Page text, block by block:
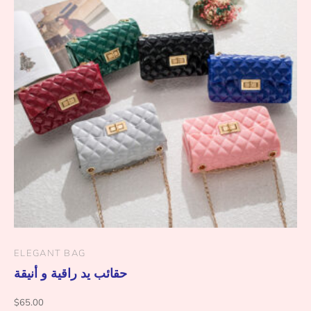
ELEGANT BAG
حقائب يد راقية و أنيقة
$65.00